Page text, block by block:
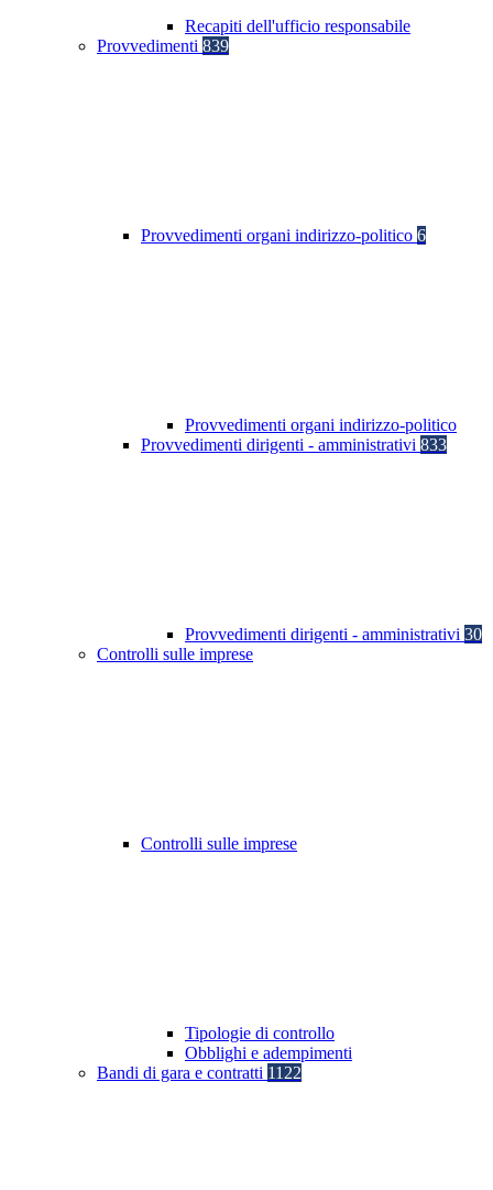
Recapiti dell'ufficio responsabile
Provvedimenti 839
Provvedimenti organi indirizzo-politico 6
Provvedimenti organi indirizzo-politico
Provvedimenti dirigenti - amministrativi 833
Provvedimenti dirigenti - amministrativi 30
Controlli sulle imprese
Controlli sulle imprese
Tipologie di controllo
Obblighi e adempimenti
Bandi di gara e contratti 1122